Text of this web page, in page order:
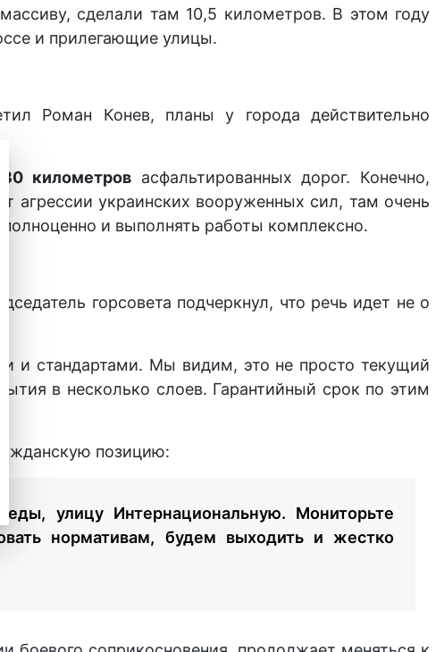
сделали там 10,5 километров. В этом году
и прилегающие улицы.
Роман Конев, планы у города действительно
километровасфальтированных дорог. Конечно,
агрессии украинских вооруженных сил, там очень
и выполнять работы комплексно.
горсовета подчеркнул, что речь идет не о
и стандартами. Мы видим, это не просто текущий
в несколько слоев. Гарантийный срок по этим
позицию:
улицу Интернациональную. Мониторьте
нормативам, будем выходить и жестко